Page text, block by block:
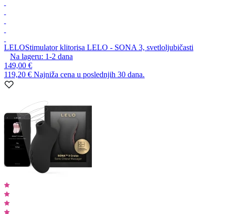
LELOStimulator klitorisa LELO - SONA 3, svetloljubičasti
Na lageru: 1-2 dana
149,00 €
119,20 € Najniža cena u poslednjih 30 dana.